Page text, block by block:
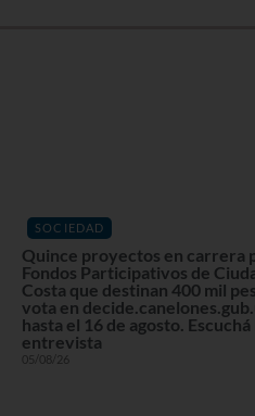
SOCIEDAD
Quince proyectos en carrera
Fondos Participativos de
Costa que destinan 400 mil
vota en
hasta el 16 de agosto. Escuchá
entrevista
05/08/26